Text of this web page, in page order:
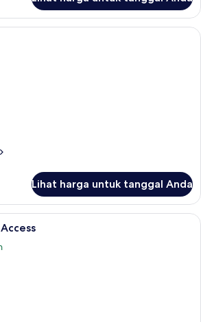
Dash Premium | Minibar, brankas,
Lihat harga untuk tanggal Anda
Dash Deluxe Garden Access |